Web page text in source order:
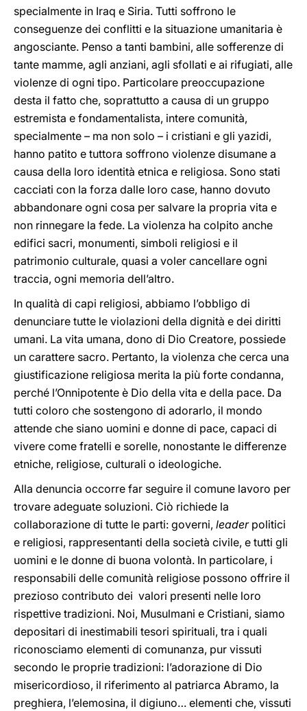
specialmente in Iraq e Siria. Tutti soffrono le
conseguenze dei conflitti e la situazione umanitaria è
angosciante. Penso a tanti bambini, alle sofferenze di
tante mamme, agli anziani, agli sfollati e ai rifugiati, alle
violenze di ogni tipo. Particolare preoccupazione
desta il fatto che, soprattutto a causa di un gruppo
estremista e fondamentalista, intere comunità,
specialmente – ma non solo – i cristiani e gli yazidi,
hanno patito e tuttora soffrono violenze disumane a
causa della loro identità etnica e religiosa. Sono stati
cacciati con la forza dalle loro case, hanno dovuto
abbandonare ogni cosa per salvare la propria vita e
non rinnegare la fede. La violenza ha colpito anche
edifici sacri, monumenti, simboli religiosi e il
patrimonio culturale, quasi a voler cancellare ogni
traccia, ogni memoria dell’altro.
In qualità di capi religiosi, abbiamo l’obbligo di
denunciare tutte le violazioni della dignità e dei diritti
umani. La vita umana, dono di Dio Creatore, possiede
un carattere sacro. Pertanto, la violenza che cerca una
giustificazione religiosa merita la più forte condanna,
perché l’Onnipotente è Dio della vita e della pace. Da
tutti coloro che sostengono di adorarlo, il mondo
attende che siano uomini e donne di pace, capaci di
vivere come fratelli e sorelle, nonostante le differenze
etniche, religiose, culturali o ideologiche.
Alla denuncia occorre far seguire il comune lavoro per
trovare adeguate soluzioni. Ciò richiede la
collaborazione di tutte le parti: governi, leaderpolitici
e religiosi, rappresentanti della società civile, e tutti gli
uomini e le donne di buona volontà. In particolare, i
responsabili delle comunità religiose possono offrire il
prezioso contributo dei valori presenti nelle loro
rispettive tradizioni. Noi, Musulmani e Cristiani, siamo
depositari di inestimabili tesori spirituali, tra i quali
riconosciamo elementi di comunanza, pur vissuti
secondo le proprie tradizioni: l’adorazione di Dio
misericordioso, il riferimento al patriarca Abramo, la
preghiera, l’elemosina, il digiuno… elementi che, vissuti